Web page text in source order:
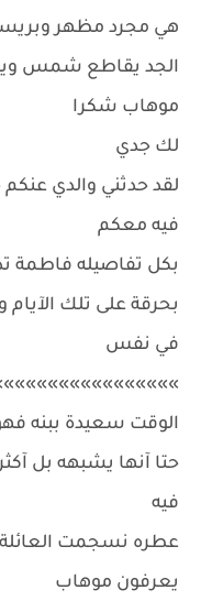
هي مجرد مظهر
الجد يقاطع شمس
موهاب شكرا
لك جدي
لقد حدثني والدي
فيه معكم
بكل تفاصيله فاطمة
بحرقة على تلك
في نفس
الوقت سعيدة ببنه
حتا آنها يشبهه بل
فيه
عطره نسجمت
يعرفون موهاب